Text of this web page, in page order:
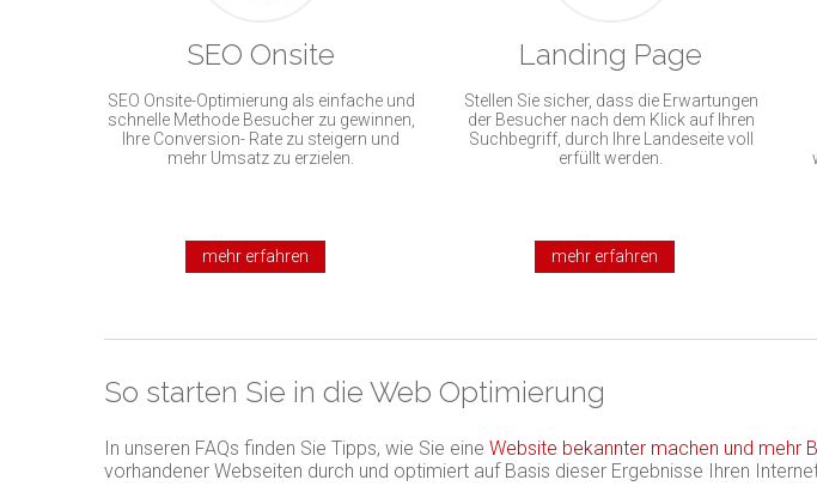
SEO Onsite
SEO Onsite-Optimierung als einfache und
schnelle Methode Besucher zu gewinnen,
Ihre Conversion- Rate zu steigern und
mehr Umsatz zu erzielen.
mehr erfahren
Landing Page
Stellen Sie sicher, dass die Erwartungen
der Besucher nach dem Klick auf Ihren
Suchbegriff, durch Ihre Landeseite voll
erfüllt werden.
mehr erfahren
So starten Sie in die Web Optimierung
In unseren FAQs finden Sie Tipps, wie Sie eine Website bekannter machen und mehr
vorhandener Webseiten durch und optimiert auf Basis dieser Ergebnisse Ihren